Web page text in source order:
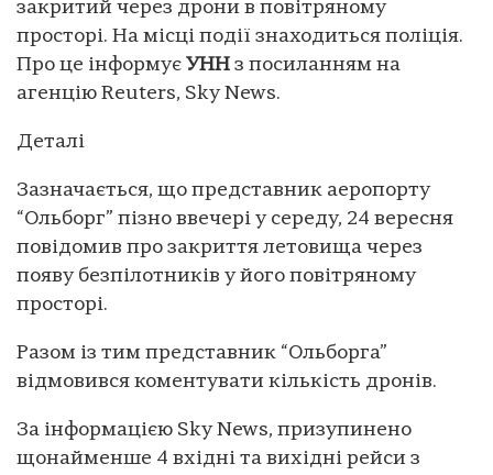
закритий через дрони в повітряному
просторі. На місці події знаходиться поліція.
Про це інформує УНН з посиланням на
агенцію Reuters, Sky News.
Деталі
Зазначається, що представник аеропорту
“Ольборг” пізно ввечері у середу, 24 вересня
повідомив про закриття летовища через
появу безпілотників у його повітряному
просторі.
Разом із тим представник “Ольборга”
відмовився коментувати кількість дронів.
За інформацією Sky News, призупинено
щонайменше 4 вхідні та вихідні рейси з